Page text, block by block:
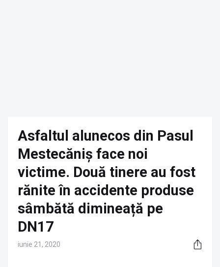
Asfaltul alunecos din Pasul
Mestecăniș face noi
victime. Două tinere au fost
rănite în accidente produse
sâmbătă dimineață pe
DN17
iunie 21, 2020